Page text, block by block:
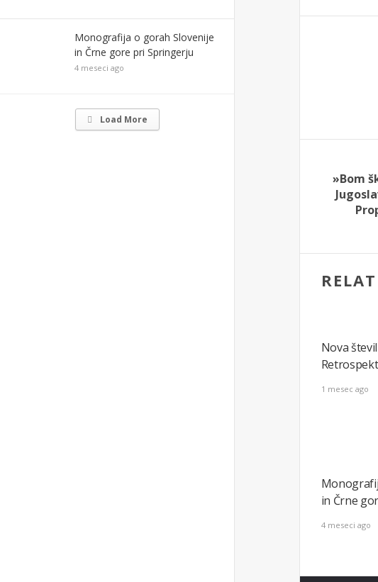
Monografija o gorаh Slovenije
in Črne gore pri Springerju
4 meseci ago
Load More
»Bom
Nova
1 mesec ago
in Črne
4 meseci ago